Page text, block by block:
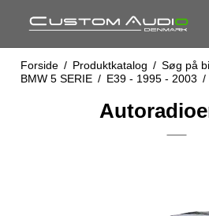
Forside / Produktkatalog / Søg på
BMW 5 SERIE / E39 - 1995 - 2003 /